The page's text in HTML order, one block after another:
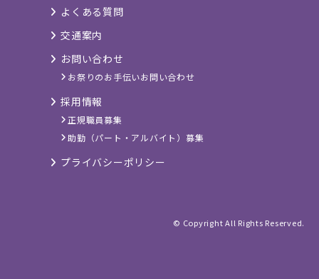
よくある質問
交通案内
お問い合わせ
お祭りのお手伝いお問い合わせ
採用情報
正規職員募集
助勤（パート・アルバイト）募集
プライバシーポリシー
© Copyright All Rights Reserved.